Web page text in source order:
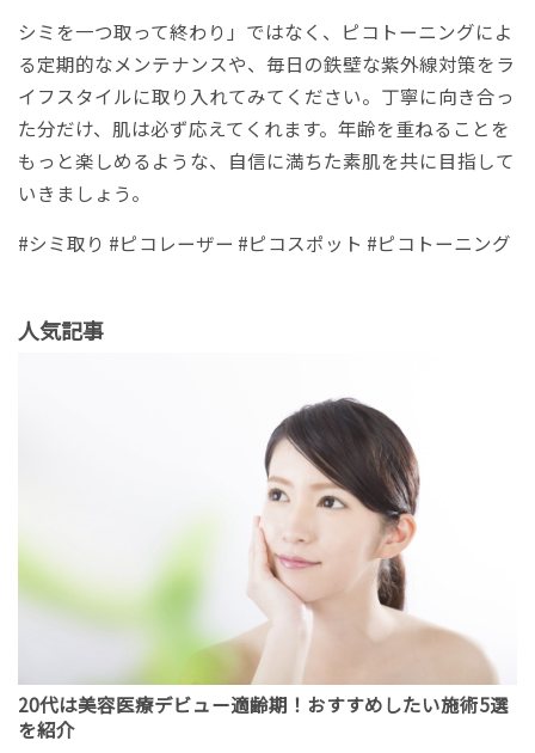
シミを一つ取って終わり」ではなく、ピコトーニングによ
る定期的なメンテナンスや、毎日の鉄壁な紫外線対策をラ
イフスタイルに取り入れてみてください。丁寧に向き合っ
た分だけ、肌は必ず応えてくれます。年齢を重ねることを
もっと楽しめるような、自信に満ちた素肌を共に目指して
いきましょう。
#シミ取り #ピコレーザー #ピコスポット #ピコトーニング
人気記事
20代は美容医療デビュー適齢期！おすすめしたい施術5選
を紹介